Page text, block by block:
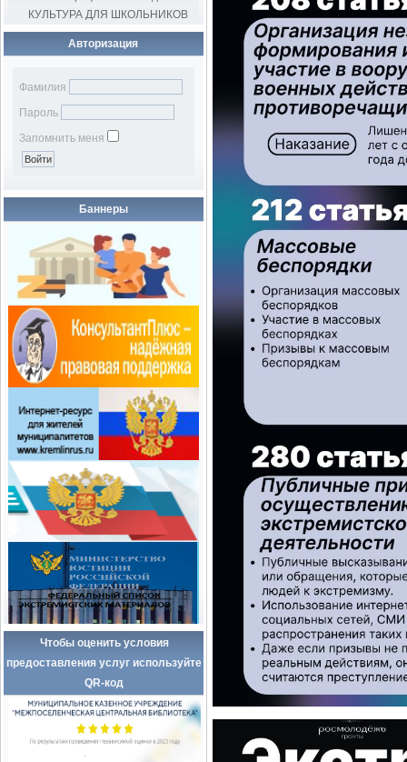
КУЛЬТУРА ДЛЯ ШКОЛЬНИКОВ
Авторизация
Фамилия
Пароль
Запомнить меня
Баннеры
Чтобы оценить условия
предоставления услуг используйте
QR-код